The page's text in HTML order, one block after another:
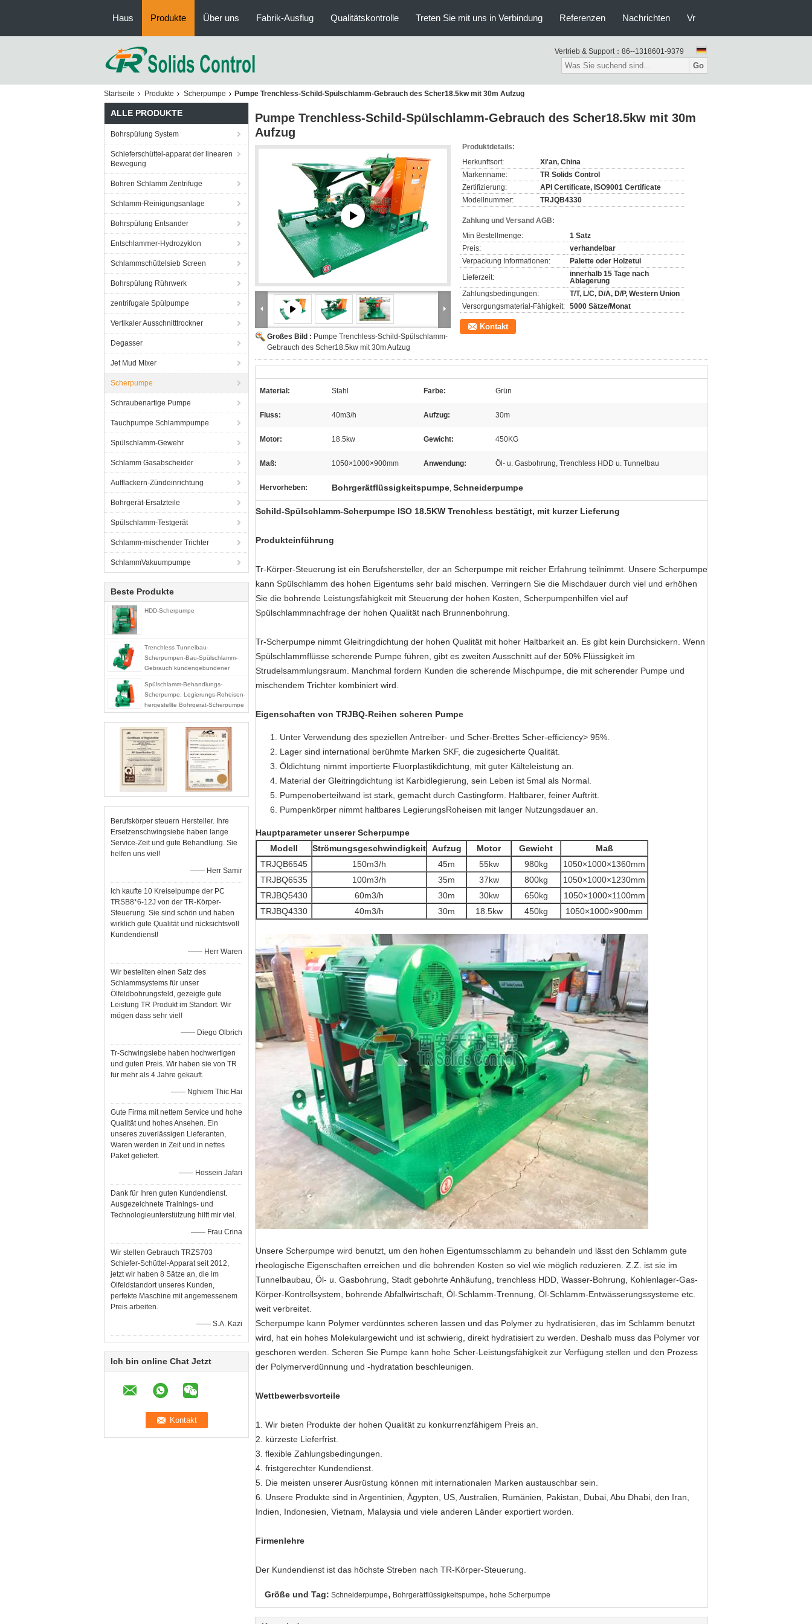
Haus Produkte Über uns Fabrik-Ausflug Qualitätskontrolle Treten Sie mit uns in Verbindung Referenzen Nachrichten Vr
Vertrieb & Support： 86--1318601-9379
Go
Startseite Produkte Scherpumpe Pumpe Trenchless-Schild-Spülschlamm-Gebrauch des Scher18.5kw mit 30m Aufzug
ALLE PRODUKTE
Bohrspülung System
Schieferschüttel-apparat der linearen
Bewegung
Bohren Schlamm Zentrifuge
Schlamm-Reinigungsanlage
Bohrspülung Entsander
Entschlammer-Hydrozyklon
Schlammschüttelsieb Screen
Bohrspülung Rührwerk
zentrifugale Spülpumpe
Vertikaler Ausschnitttrockner
Degasser
Jet Mud Mixer
Scherpumpe
Schraubenartige Pumpe
Tauchpumpe Schlammpumpe
Spülschlamm-Gewehr
Schlamm Gasabscheider
Aufflackern-Zündeinrichtung
Bohrgerät-Ersatzteile
Spülschlamm-Testgerät
Schlamm-mischender Trichter
SchlammVakuumpumpe
Beste Produkte
HDD-Scherpumpe
Trenchless Tunnelbau-
Scherpumpen-Bau-Spülschlamm-
Gebrauch kundengebundener
Spülschlamm-Behandlungs-
Scherpumpe, Legierungs-Roheisen-
hergestellte Bohrgerät-Scherpumpe
Berufskörper steuern Hersteller. Ihre
Ersetzenschwingsiebe haben lange
Service-Zeit und gute Behandlung. Sie
helfen uns viel!
—— Herr Samir
Ich kaufte 10 Kreiselpumpe der PC
TRSB8*6-12J von der TR-Körper-
Steuerung. Sie sind schön und haben
wirklich gute Qualität und rücksichtsvoll
Kundendienst!
—— Herr Waren
Wir bestellten einen Satz des
Schlammsystems für unser
Ölfeldbohrungsfeld, gezeigte gute
Leistung TR Produkt im Standort. Wir
mögen dass sehr viel!
—— Diego Olbrich
Tr-Schwingsiebe haben hochwertigen
und guten Preis. Wir haben sie von TR
für mehr als 4 Jahre gekauft.
—— Nghiem Thic Hai
Gute Firma mit nettem Service und hohe
Qualität und hohes Ansehen. Ein
unseres zuverlässigen Lieferanten,
Waren werden in Zeit und in nettes
Paket geliefert.
—— Hossein Jafari
Dank für Ihren guten Kundendienst.
Ausgezeichnete Trainings- und
Technologieunterstützung hilft mir viel.
—— Frau Crina
Wir stellen Gebrauch TRZS703
Schiefer-Schüttel-Apparat seit 2012,
jetzt wir haben 8 Sätze an, die im
Ölfeldstandort unseres Kunden,
perfekte Maschine mit angemessenem
Preis arbeiten.
—— S.A. Kazi
Ich bin online Chat Jetzt
Pumpe Trenchless-Schild-Spülschlamm-Gebrauch des Scher18.5kw mit 30m
Aufzug
Großes Bild : Pumpe Trenchless-Schild-Spülschlamm-
Gebrauch des Scher18.5kw mit 30m Aufzug
Produktdetails:
Herkunftsort:
Xi'an, China
Markenname:
TR Solids Control
Zertifizierung:
API Certificate, ISO9001 Certificate
Modellnummer:
TRJQB4330
Zahlung und Versand AGB:
Min Bestellmenge:
1 Satz
Preis:
verhandelbar
Verpackung Informationen:
Palette oder Holzetui
Lieferzeit:
innerhalb 15 Tage nach
Ablagerung
Zahlungsbedingungen:
T/T, L/C, D/A, D/P, Western Union
Versorgungsmaterial-Fähigkeit: 5000 Sätze/Monat
Kontakt
Material: Stahl Farbe: Grün
Fluss: 40m3/h Aufzug: 30m
Motor: 18.5kw Gewicht: 450KG
Maß: 1050×1000×900mm Anwendung: Öl- u. Gasbohrung, Trenchless HDD u. Tunnelbau
Hervorheben: Bohrgerätflüssigkeitspumpe, Schneiderpumpe
Schild-Spülschlamm-Scherpumpe ISO 18.5KW Trenchless bestätigt, mit kurzer Lieferung
Produkteinführung
Tr-Körper-Steuerung ist ein Berufshersteller, der an Scherpumpe mit reicher Erfahrung teilnimmt. Unsere Scherpumpe
kann Spülschlamm des hohen Eigentums sehr bald mischen. Verringern Sie die Mischdauer durch viel und erhöhen
Sie die bohrende Leistungsfähigkeit mit Steuerung der hohen Kosten, Scherpumpenhilfen viel auf
Spülschlammnachfrage der hohen Qualität nach Brunnenbohrung.
Tr-Scherpumpe nimmt Gleitringdichtung der hohen Qualität mit hoher Haltbarkeit an. Es gibt kein Durchsickern. Wenn
Spülschlammflüsse scherende Pumpe führen, gibt es zweiten Ausschnitt auf der 50% Flüssigkeit im
Strudelsammlungsraum. Manchmal fordern Kunden die scherende Mischpumpe, die mit scherender Pumpe und
mischendem Trichter kombiniert wird.
Eigenschaften von TRJBQ-Reihen scheren Pumpe
Unter Verwendung des speziellen Antreiber- und Scher-Brettes Scher-efficiency> 95%.
Lager sind international berühmte Marken SKF, die zugesicherte Qualität.
Öldichtung nimmt importierte Fluorplastikdichtung, mit guter Kälteleistung an.
Material der Gleitringdichtung ist Karbidlegierung, sein Leben ist 5mal als Normal.
Pumpenoberteilwand ist stark, gemacht durch Castingform. Haltbarer, feiner Auftritt.
Pumpenkörper nimmt haltbares LegierungsRoheisen mit langer Nutzungsdauer an.
Hauptparameter unserer Scherpumpe
Modell
Strömungsgeschwindigkeit Aufzug Motor Gewicht
Maß
TRJQB6545
150m3/h 45m 55kw 980kg
1050×1000×1360mm
TRJBQ6535
100m3/h 35m 37kw 800kg
1050×1000×1230mm
TRJBQ5430
60m3/h 30m 30kw 650kg
1050×1000×1100mm
TRJBQ4330
40m3/h 30m 18.5kw 450kg 1050×1000×900mm
Unsere Scherpumpe wird benutzt, um den hohen Eigentumsschlamm zu behandeln und lässt den Schlamm gute
rheologische Eigenschaften erreichen und die bohrenden Kosten so viel wie möglich reduzieren. Z.Z. ist sie im
Tunnelbaubau, Öl- u. Gasbohrung, Stadt gebohrte Anhäufung, trenchless HDD, Wasser-Bohrung, Kohlenlager-Gas-
Körper-Kontrollsystem, bohrende Abfallwirtschaft, Öl-Schlamm-Trennung, Öl-Schlamm-Entwässerungssysteme etc.
weit verbreitet.
Scherpumpe kann Polymer verdünntes scheren lassen und das Polymer zu hydratisieren, das im Schlamm benutzt
wird, hat ein hohes Molekulargewicht und ist schwierig, direkt hydratisiert zu werden. Deshalb muss das Polymer vor
geschoren werden. Scheren Sie Pumpe kann hohe Scher-Leistungsfähigkeit zur Verfügung stellen und den Prozess
der Polymerverdünnung und -hydratation beschleunigen.
Wettbewerbsvorteile
1. Wir bieten Produkte der hohen Qualität zu konkurrenzfähigem Preis an.
2. kürzeste Lieferfrist.
3. flexible Zahlungsbedingungen.
4. fristgerechter Kundendienst.
5. Die meisten unserer Ausrüstung können mit internationalen Marken austauschbar sein.
6. Unsere Produkte sind in Argentinien, Ägypten, US, Australien, Rumänien, Pakistan, Dubai, Abu Dhabi, den Iran,
Indien, Indonesien, Vietnam, Malaysia und viele anderen Länder exportiert worden.
Firmenlehre
Der Kundendienst ist das höchste Streben nach TR-Körper-Steuerung.
Größe und Tag: Schneiderpumpe, Bohrgerätflüssigkeitspumpe, hohe Scherpumpe